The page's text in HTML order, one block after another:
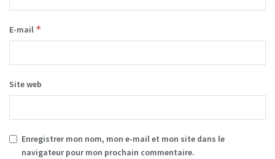
E-mail *
Site web
Enregistrer mon nom, mon e-mail et mon site dans le
navigateur pour mon prochain commentaire.